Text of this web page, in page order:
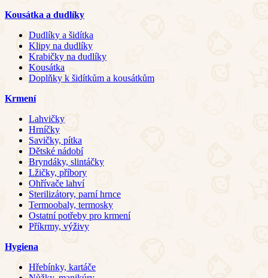
Kousátka a dudlíky
Dudlíky a šidítka
Klipy na dudlíky
Krabičky na dudlíky
Kousátka
Doplňky k šidítkům a kousátkům
Krmení
Lahvičky
Hrníčky
Savičky, pítka
Dětské nádobí
Bryndáky, slintáčky
Lžičky, příbory
Ohřívače lahví
Sterilizátory, parní hrnce
Termoobaly, termosky
Ostatní potřeby pro krmení
Příkrmy, výživy
Hygiena
Hřebínky, kartáče